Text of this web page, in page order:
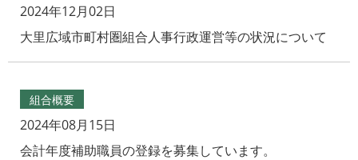
2024年12月02日
大里広域市町村圏組合人事行政運営等の状況について
組合概要
2024年08月15日
会計年度補助職員の登録を募集しています。